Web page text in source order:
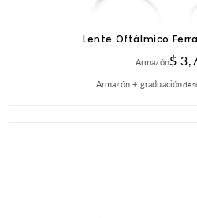
Lente Oftálmico
Armazón$
Armazón + graduación